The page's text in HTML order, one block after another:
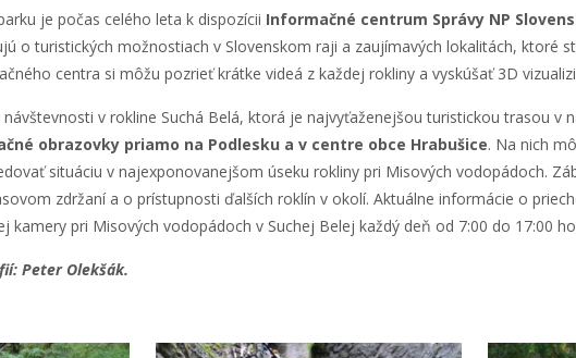
je počas celého leta k dispozícii Informačné centrum Správy NP
o turistických možnostiach v Slovenskom raji a zaujímavých lokalitách, ktoré
centra si môžu pozrieť krátke videá z každej rokliny a vyskúšať 3D
v rokline Suchá Belá, ktorá je najvyťaženejšou turistickou trasou v
obrazovky priamo na Podlesku a v centre obce Hrabušice. Na nich
situáciu v najexponovanejšom úseku rokliny pri Misových vodopádoch.
zdržaní a o prístupnosti ďalších roklín v okolí. Aktuálne informácie o
kamery pri Misových vodopádoch v Suchej Belej každý deň od 7:00 do 17:00
Peter Olekšák.